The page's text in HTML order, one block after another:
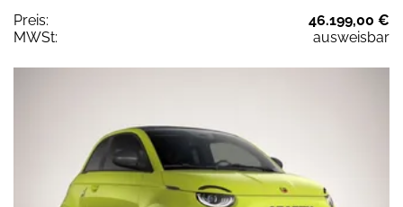
Preis:
46.199,00 €
MWSt:
ausweisbar